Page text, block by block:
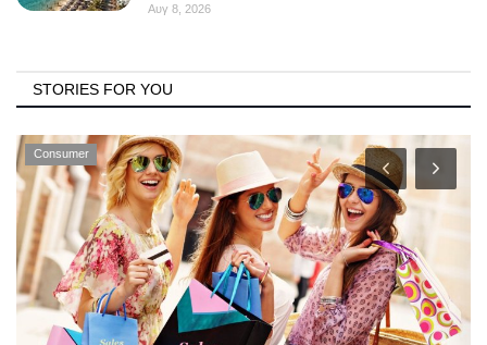
Αυγ 8, 2026
STORIES FOR YOU
Consumer